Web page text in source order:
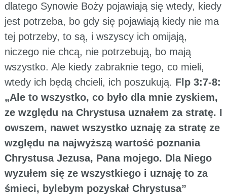
dlatego Synowie Boży pojawiają się wtedy, kiedy
jest potrzeba, bo gdy się pojawiają kiedy nie ma
tej potrzeby, to są, i wszyscy ich omijają,
niczego nie chcą, nie potrzebują, bo mają
wszystko. Ale kiedy zabraknie tego, co mieli,
wtedy ich będą chcieli, ich poszukują. Flp 3:7-8:
„Ale to wszystko, co było dla mnie zyskiem,
ze względu na Chrystusa uznałem za stratę. I
owszem, nawet wszystko uznaję za stratę ze
względu na najwyższą wartość poznania
Chrystusa Jezusa, Pana mojego. Dla Niego
wyzułem się ze wszystkiego i uznaję to za
śmieci, bylebym pozyskał Chrystusa”